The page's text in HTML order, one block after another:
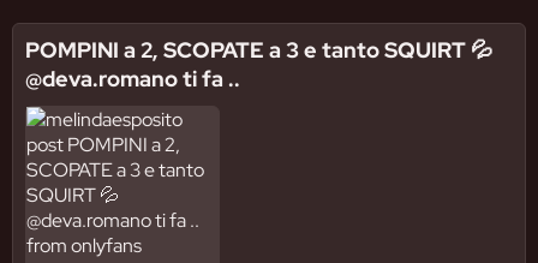
POMPINI a 2, SCOPATE a 3 e tanto SQUIRT 💦
@deva.romano ti fa ..